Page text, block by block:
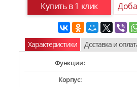
Купить в 1 клик
Характеристики Доставка и
Функции:
Корпус: